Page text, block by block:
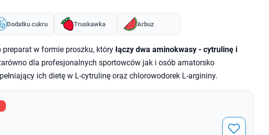
Dodatku cukru Truskawka Arbuz
w formie proszku, który łączy dwa aminokwasy - cytrulinę i
dla profesjonalnych sportowców jak i osób amatorsko
ich dietę w L-cytrulinę oraz chlorowodorek L-argininy.